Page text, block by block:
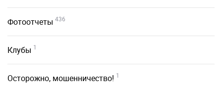
Фотоотчеты 436
Клубы 1
Осторожно, мошенничество! 1